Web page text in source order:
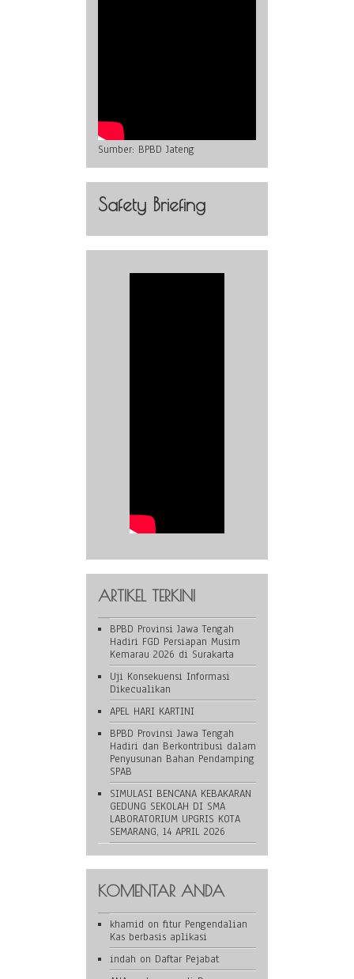
Sumber: BPBD Jateng
Safety Briefing
ARTIKEL TERKINI
BPBD Provinsi Jawa Tengah
Hadiri FGD Persiapan Musim
Kemarau 2026 di Surakarta
Uji Konsekuensi Informasi
Dikecualikan
APEL HARI KARTINI
BPBD Provinsi Jawa Tengah
Hadiri dan Berkontribusi dalam
Penyusunan Bahan Pendamping
SPAB
SIMULASI BENCANA KEBAKARAN
GEDUNG SEKOLAH DI SMA
LABORATORIUM UPGRIS KOTA
SEMARANG, 14 APRIL 2026
KOMENTAR ANDA
khamid on fitur Pengendalian
Kas berbasis aplikasi
indah on Daftar Pejabat